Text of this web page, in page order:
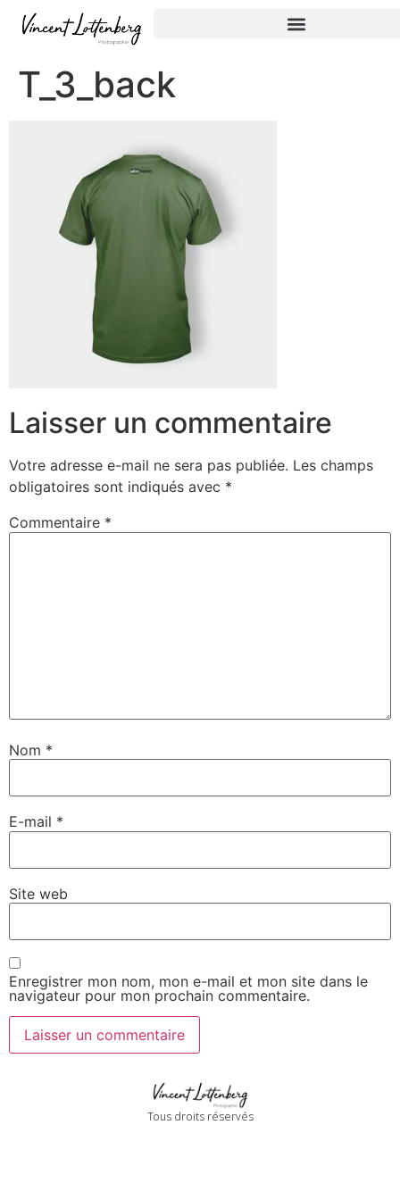
T_3_back
Laisser un commentaire
Votre adresse e-mail ne sera pas publiée. Les champs
obligatoires sont indiqués avec *
Commentaire *
Nom *
E-mail *
Site web
Enregistrer mon nom, mon e-mail et mon site dans le
navigateur pour mon prochain commentaire.
Tous droits réservés